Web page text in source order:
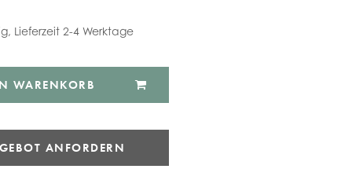
Lieferzeit 2-4 Werktage
WARENKORB
ANFORDERN